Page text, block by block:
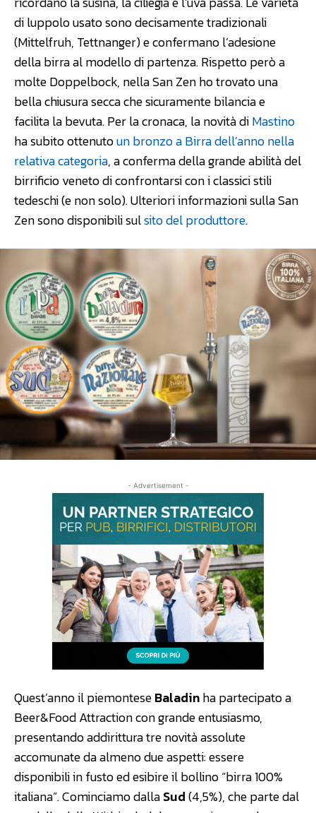
di luppolo usato sono decisamente tradizionali
(Mittelfruh, Tettnanger) e confermano l’adesione
della birra al modello di partenza. Rispetto però a
molte Doppelbock, nella San Zen ho trovato una
bella chiusura secca che sicuramente bilancia e
facilita la bevuta. Per la cronaca, la novità diMastino
ha subito ottenutoun bronzo a Birra dell’anno nella
relativa categoria, a conferma della grande abilità del
birrificio veneto di confrontarsi con i classici stili
tedeschi (e non solo). Ulteriori informazioni sulla San
Zen sono disponibili sulsito del produttore.
- Advertisement -
Quest’anno il piemonteseBaladinha partecipato a
Beer&Food Attraction con grande entusiasmo,
presentando addirittura tre novità assolute
accomunate da almeno due aspetti: essere
disponibili in fusto ed esibire il bollino “birra 100%
italiana”. Cominciamo dallaSud(4,5%), che parte dal